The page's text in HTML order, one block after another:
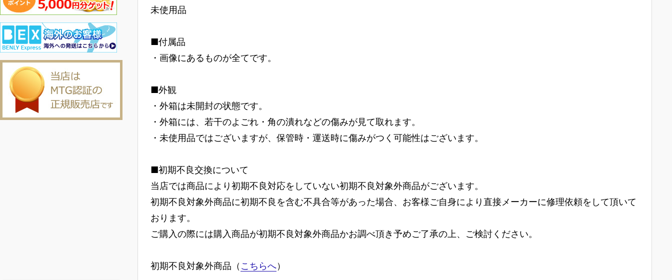
未使用品
■付属品
・画像にあるものが全てです。
■外観
・外箱は未開封の状態です。
・外箱には、若干のよごれ・角の潰れなどの傷みが見て取れます。
・未使用品ではございますが、保管時・運送時に傷みがつく可能性はございます。
■初期不良交換について
当店では商品により初期不良対応をしていない初期不良対象外商品がございます。
初期不良対象外商品に初期不良を含む不具合等があった場合、お客様ご自身により直接メーカーに修理依頼をして頂いて
おります。
ご購入の際には購入商品が初期不良対象外商品かお調べ頂き予めご了承の上、ご検討ください。
初期不良対象外商品（ こちらへ）